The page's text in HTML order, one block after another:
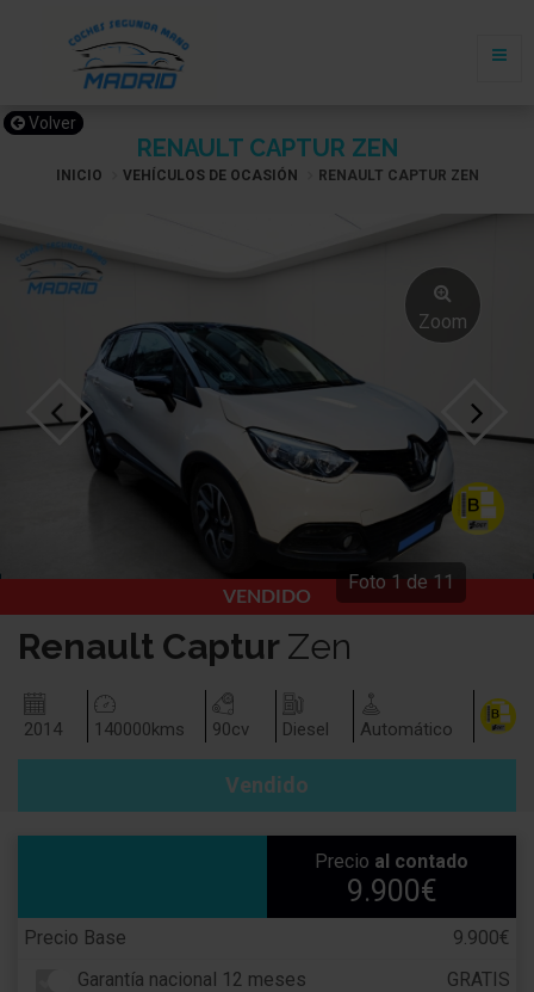
RENAULT CAPTUR ZEN
Volver
INICIO VEHÍCULOS DE OCASIÓN RENAULT CAPTUR ZEN
Zoom
VENDIDO
Foto1 de 11
Renault Captur Zen
2014 140000kms 90cv Diesel Automático
Vendido
Precio al contado
9.900€
Precio Base
9.900€
Garantía nacional 12 meses
GRATIS